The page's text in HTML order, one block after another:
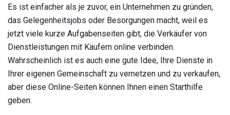
Es ist einfacher als je zuvor, ein Unternehmen zu gründen,
das Gelegenheitsjobs oder Besorgungen macht, weil es
jetzt viele kurze Aufgabenseiten gibt, die Verkäufer von
Dienstleistungen mit Käufern online verbinden.
Wahrscheinlich ist es auch eine gute Idee, Ihre Dienste in
Ihrer eigenen Gemeinschaft zu vernetzen und zu verkaufen,
aber diese Online-Seiten können Ihnen einen Starthilfe
geben.